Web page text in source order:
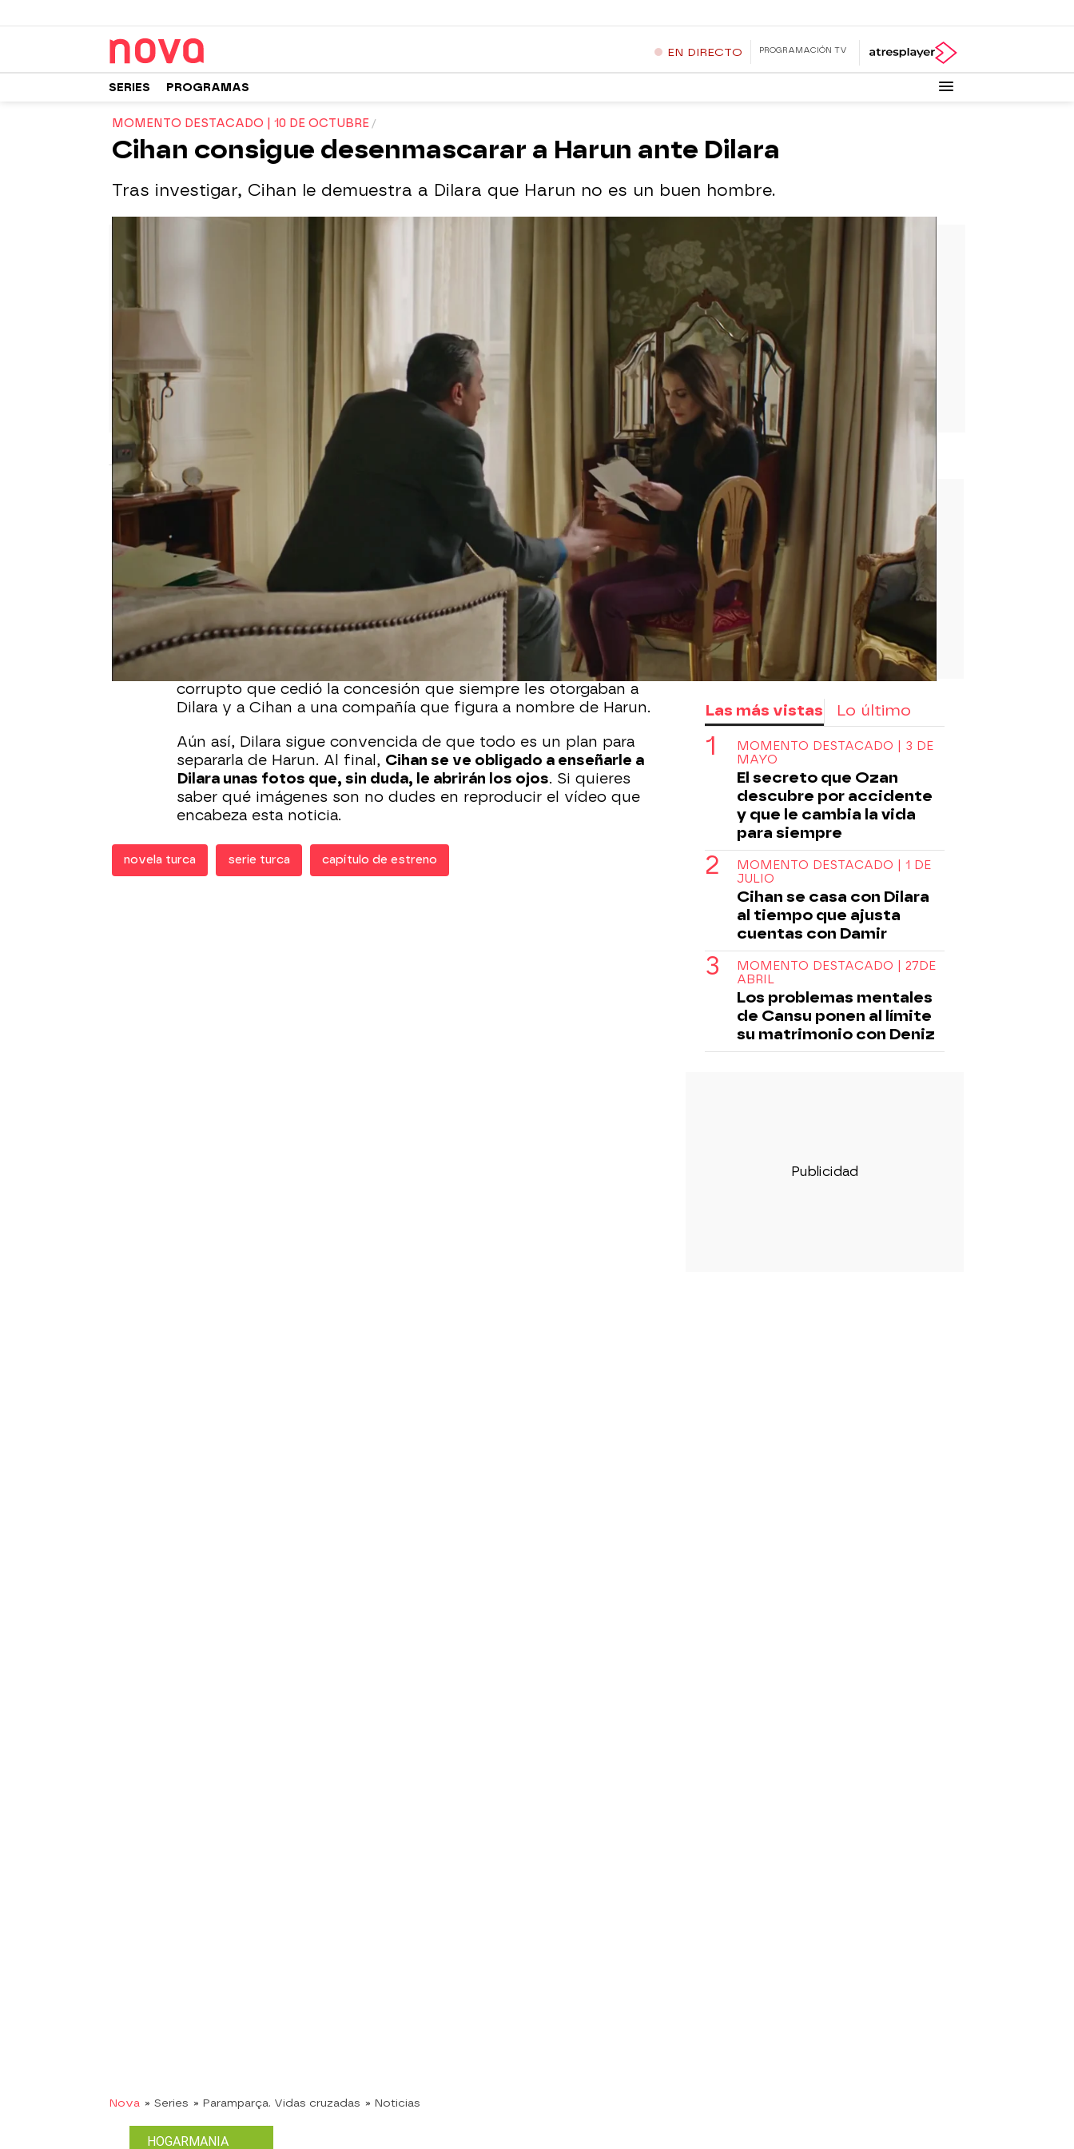
EN DIRECTO PROGRAMACIÓN TV
SERIES PROGRAMAS
MOMENTO DESTACADO | 10 DE OCTUBRE
Cihan consigue desenmascarar a Harun ante Dilara
Tras investigar, Cihan le demuestra a Dilara que Harun no es un buen hombre.
Nova
Madrid
10 de diciembre de 2021, 22:43
WhatsappFacebook
X Flipboard
Dilara está enamorada de Harun, el gran enemigo de la familia.
Cihan trata de advertirle en numerosas ocasiones de que no es
un buen hombre, peroDilara está convencida de que su
exmarido se mueve únicamente por rencor.
Cihan decide investigar a Harun y descubre una transferencia
que este le hizo a un hombre que los estafó en el pasado, un
corrupto que cedió la concesión que siempre les otorgaban a
Dilara y a Cihan a una compañía que figura a nombre de Harun.
Aún así, Dilara sigue convencida de que todo es un plan para
separarla de Harun. Al final, Cihan se ve obligado a enseñarle a
Dilara unas fotos que, sin duda, le abrirán los ojos. Si quieres
saber qué imágenes son no dudes en reproducir el vídeo que
encabeza esta noticia.
novela turca serie turca capítulo de estreno
Nova » Series » Paramparça. Vidas cruzadas » Noticias
Las más vistas Lo último
MOMENTO DESTACADO | 3 DE
MAYO
El secreto que Ozan
descubre por accidente
y que le cambia la vida
para siempre
MOMENTO DESTACADO | 1 DE
JULIO
Cihan se casa con Dilara
al tiempo que ajusta
cuentas con Damir
MOMENTO DESTACADO | 27DE
ABRIL
Los problemas mentales
de Cansu ponen al límite
su matrimonio con Deniz
HOGARMANIA